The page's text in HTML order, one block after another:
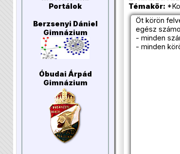
Portálok
Berzsenyi Dániel
Gimnázium
Óbudai Árpád
Gimnázium
Témakör:
Öt körön
egész
- minden
- minden